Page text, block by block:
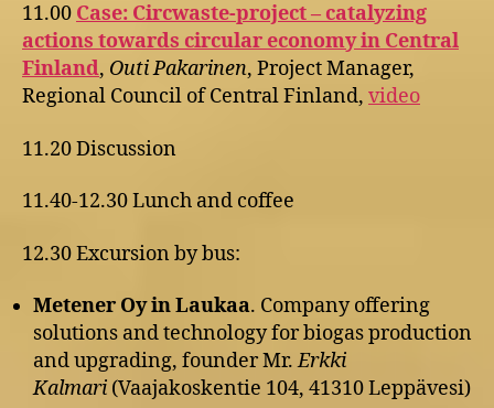
11.00 Case: Circwaste-project – catalyzing
actions towards circular economy in Central
Finland, Outi Pakarinen, Project Manager,
Regional Council of Central Finland, video
11.20 Discussion
11.40-12.30 Lunch and coffee
12.30 Excursion by bus:
Metener Oy in Laukaa. Company offering
solutions and technology for biogas production
and upgrading, founder Mr.Erkki
Kalmari (Vaajakoskentie 104, 41310 Leppävesi)